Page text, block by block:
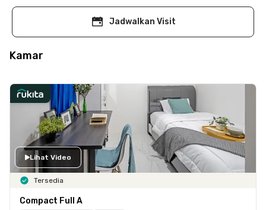
Jadwalkan Visit
Kamar
Lihat Video
Tersedia
Compact Full A